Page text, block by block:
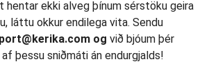
hentar ekki alveg þínum sérstöku geira
láttu okkur endilega vita. Sendu
og við bjóum þér
þessu sniðmáti án endurgjalds!